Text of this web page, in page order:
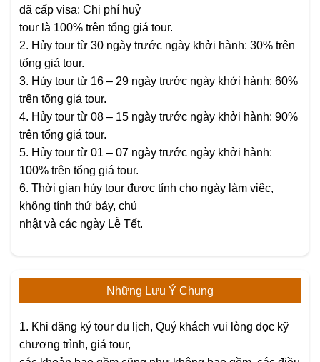
đã cấp visa: Chi phí huỷ
tour là 100% trên tổng giá tour.
2. Hủy tour từ 30 ngày trước ngày khởi hành: 30% trên
tổng giá tour.
3. Hủy tour từ 16 – 29 ngày trước ngày khởi hành: 60%
trên tổng giá tour.
4. Hủy tour từ 08 – 15 ngày trước ngày khởi hành: 90%
trên tổng giá tour.
5. Hủy tour từ 01 – 07 ngày trước ngày khởi hành:
100% trên tổng giá tour.
6. Thời gian hủy tour được tính cho ngày làm việc,
không tính thứ bảy, chủ
nhật và các ngày Lễ Tết.
Những Lưu Ý Chung
1. Khi đăng ký tour du lịch, Quý khách vui lòng đọc kỹ
chương trình, giá tour,